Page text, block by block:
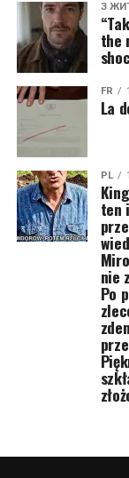
З
the
FR
La
PL
ten
nie
Po